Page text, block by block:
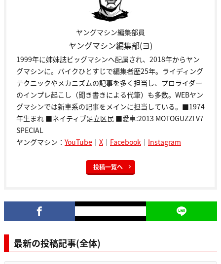
ヤングマシン編集部員
ヤングマシン編集部(ヨ)
1999年に姉妹誌ビッグマシンへ配属され、2018年からヤン
グマシンに。バイクひとすじで編集者歴25年。ライディング
テクニックやメカニズムの記事を多く担当し、プロライダー
のインプレ起こし（聞き書きによる代筆）も多数。WEBヤン
グマシンでは新車系の記事をメインに担当している。■1974
年生まれ ■ネイティブ足立区民 ■愛車:2013 MOTOGUZZI V7
SPECIAL
ヤングマシン： YouTube ｜ X ｜ Facebook ｜ Instagram
投稿一覧へ
最新の投稿記事(全体)